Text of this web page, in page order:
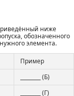
ниже
обозна­ченного
элемента.
Пример
________ (Б)
________ (Г)